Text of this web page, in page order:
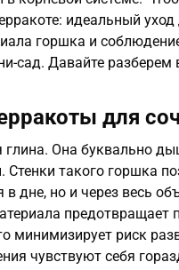
идеальный
горшка и
сад. Давайте разберем
для
глина. Она буквально
Стенки такого горшка
в дне, но и через весь
предотвращает
минимизирует риск
чувствуют себя